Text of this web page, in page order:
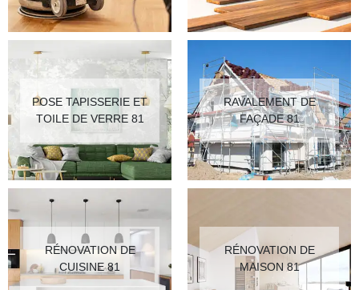
POSE TAPISSERIE ET
TOILE DE VERRE 81
RAVALEMENT DE
FAÇADE 81
RÉNOVATION DE
CUISINE 81
RÉNOVATION DE
MAISON 81